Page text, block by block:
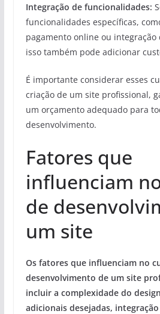
Integração de funcionalidades:
funcionalidades específicas,
pagamento online ou integração
isso também pode adicionar
É importante considerar esses
criação de um site profissional,
um orçamento adequado para
desenvolvimento.
Fatores que
influenciam
de
um site
Os fatores que influenciam no
desenvolvimento de um site
incluir a complexidade do
adicionais desejadas,